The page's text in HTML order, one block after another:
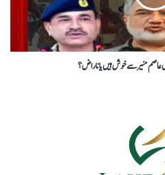
منیر سے خوش ہیں یا ناراض ؟